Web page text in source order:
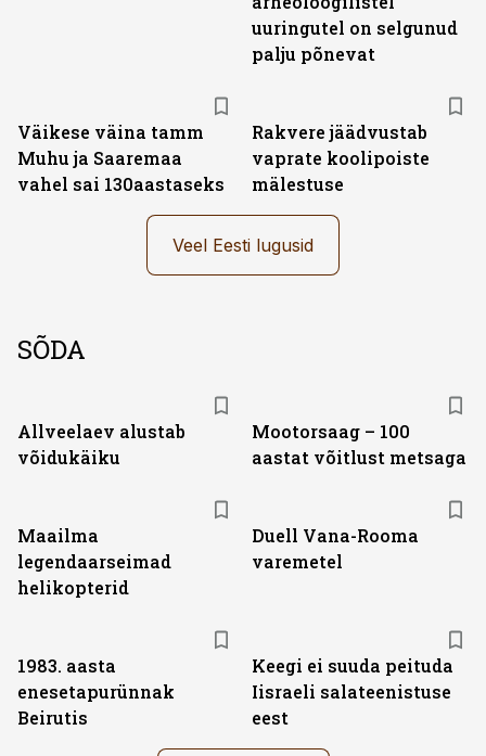
uuringutel on selgunud
palju põnevat
Väikese väina tamm
Muhu ja Saaremaa
vahel sai 130aastaseks
Rakvere jäädvustab
vaprate koolipoiste
mälestuse
Veel Eesti lugusid
SÕDA
Allveelaev alustab
võidukäiku
Mootorsaag – 100
aastat võitlust metsaga
Maailma
legendaarseimad
helikopterid
Duell Vana-Rooma
varemetel
1983. aasta
enesetapurünnak
Beirutis
Keegi ei suuda peituda
Iisraeli salateenistuse
eest